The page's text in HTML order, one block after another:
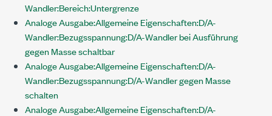
Wandler:Bereich:Untergrenze
Analoge Ausgabe:Allgemeine Eigenschaften:D/A-
Wandler:Bezugsspannung:D/A-Wandler bei Ausführung
gegen Masse schaltbar
Analoge Ausgabe:Allgemeine Eigenschaften:D/A-
Wandler:Bezugsspannung:D/A-Wandler gegen Masse
schalten
Analoge Ausgabe:Allgemeine Eigenschaften:D/A-